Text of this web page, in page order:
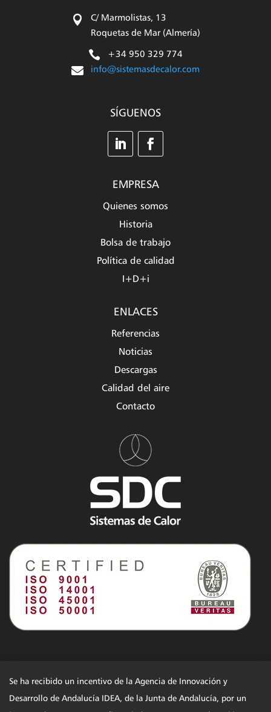

C/ Marmolistas, 13
Roquetas de Mar (Almería)
 +34 950 329 774
 info@sistemasdecalor.com
SÍGUENOS
EMPRESA
Quienes somos
Historia
Bolsa de trabajo
Política de calidad
I+D+i
ENLACES
Referencias
Noticias
Descargas
Calidad del aire
Contacto
Se ha recibido un incentivo de la Agencia de Innovación y
Desarrollo de Andalucía IDEA, de la Junta de Andalucía, por un